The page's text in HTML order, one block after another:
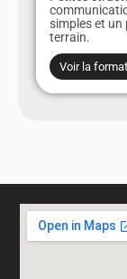
simples et un
terrain.
Voir la